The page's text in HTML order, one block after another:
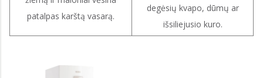
patalpas karštą vasarą.
degėsių kvapo, dūmų ar
išsiliejusio kuro.